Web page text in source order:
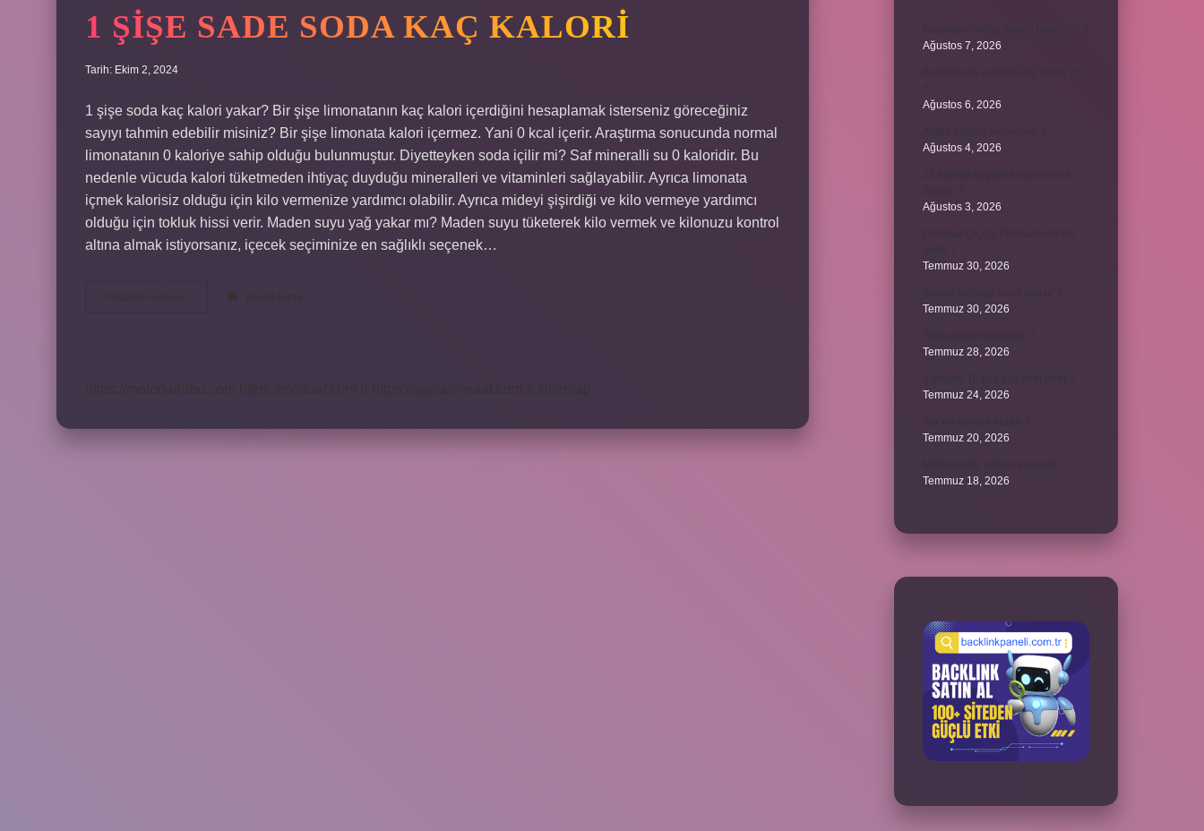
1 ŞIŞE SADE SODA KAÇ KALORI
Tarih: Ekim 2, 2024
1 şişe soda kaç kalori yakar? Bir şişe limonatanın kaç kalori içerdiğini hesaplamak isterseniz göreceğiniz
sayıyı tahmin edebilir misiniz? Bir şişe limonata kalori içermez. Yani 0 kcal içerir. Araştırma sonucunda normal
limonatanın 0 kaloriye sahip olduğu bulunmuştur. Diyetteyken soda içilir mi? Saf mineralli su 0 kaloridir. Bu
nedenle vücuda kalori tüketmeden ihtiyaç duyduğu mineralleri ve vitaminleri sağlayabilir. Ayrıca limonata
içmek kalorisiz olduğu için kilo vermenize yardımcı olabilir. Ayrıca mideyi şişirdiği ve kilo vermeye yardımcı
olduğu için tokluk hissi verir. Maden suyu yağ yakar mı? Maden suyu tüketerek kilo vermek ve kilonuzu kontrol
altına almak istiyorsanız, içecek seçiminize en sağlıklı seçenek…
Ağustos 7, 2026
Ağustos 6, 2026
Ağustos 4, 2026
Ağustos 3, 2026
Temmuz 30, 2026
Temmuz 30, 2026
Temmuz 28, 2026
Temmuz 24, 2026
Temmuz 20, 2026
Temmuz 18, 2026